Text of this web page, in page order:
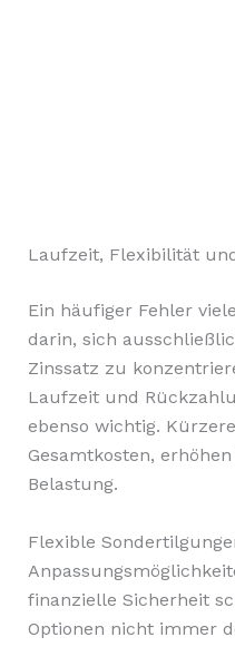
Laufzeit, Flexibilität
Ein häufiger Fehler
darin, sich
Zinssatz zu
Laufzeit und
ebenso wichtig.
Gesamtkosten,
Belastung.
Flexible
finanzielle Sicherheit
Optionen nicht immer